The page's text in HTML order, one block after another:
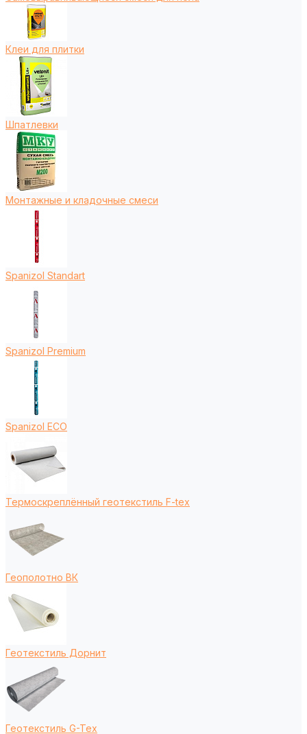
Клеи для плитки
Шпатлевки
Монтажные и кладочные смеси
Spanizol Standart
Spanizol Premium
Spanizol ECO
Термоскреплённый геотекстиль F-tex
Геополотно ВК
Геотекстиль Дорнит
Геотекстиль G-Tex